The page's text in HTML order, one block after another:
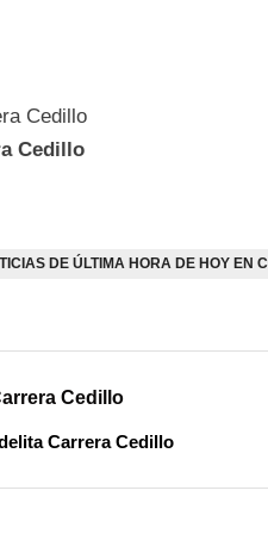
Cedillo
DE ÚLTIMA HORA DE HOY EN
Cedillo
Carrera Cedillo